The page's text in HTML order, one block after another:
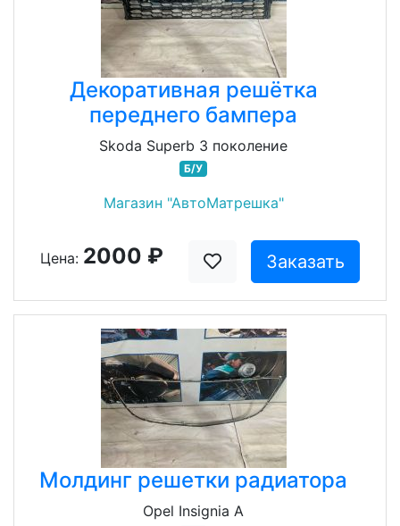
Декоративная решётка
переднего бампера
Skoda Superb 3 поколение
Б/У
Магазин "АвтоМатрешка"
Цена: 2000 ₽ Заказать
Молдинг решетки радиатора
Opel Insignia A